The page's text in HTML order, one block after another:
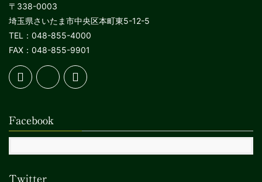
〒338-0003
埼玉県さいたま市中央区本町東5-12-5
TEL：048-855-4000
FAX：048-855-9901
Facebook
Twitter